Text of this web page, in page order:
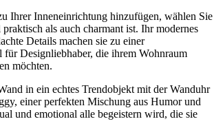
Ihrer Inneneinrichtung hinzufügen, wählen Sie
als auch charmant ist. Ihr modernes
Details machen sie zu einer
für Designliebhaber, die ihrem Wohnraum
möchten.
in ein echtes Trendobjekt mit der Wanduhr
einer perfekten Mischung aus Humor und
und emotional alle begeistern wird, die sie